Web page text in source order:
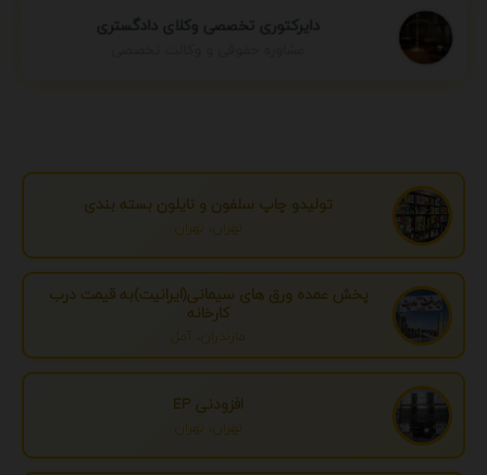
دایرکتوری تخصصی وکلای دادگستری
تولیدو چاپ سلفون و نایلون بسته بندی
تهران، تهران
پخش عمده ورق های سیمانی(ایرانیت)به قیمت درب
کارخانه
مازندران، آمل
افزودنی EP
تهران، تهران